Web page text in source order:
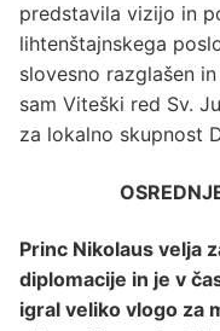
predstavila vizijo in
lihtenštajnskega
slovesno razglašen
sam Viteški red Sv.
za lokalno skupnost
Princ Nikolaus velja
diplomacije in je v
igral veliko vlogo za